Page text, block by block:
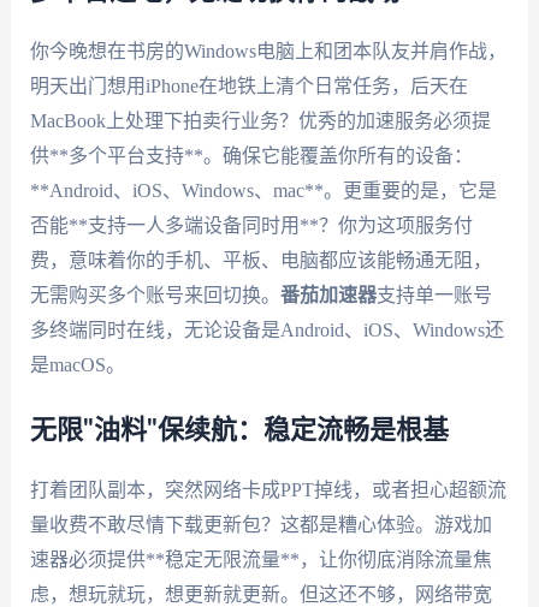
你今晚想在书房的Windows电脑上和团本队友并肩作战，
明天出门想用iPhone在地铁上清个日常任务，后天在
MacBook上处理下拍卖行业务？优秀的加速服务必须提
供**多个平台支持**。确保它能覆盖你所有的设备：
**Android、iOS、Windows、mac**。更重要的是，它是
否能**支持一人多端设备同时用**？你为这项服务付
费，意味着你的手机、平板、电脑都应该能畅通无阻，
无需购买多个账号来回切换。 番茄加速器支持单一账号
多终端同时在线，无论设备是Android、iOS、Windows还
是macOS。
无限"油料"保续航：稳定流畅是根基
打着团队副本，突然网络卡成PPT掉线，或者担心超额流
量收费不敢尽情下载更新包？这都是糟心体验。游戏加
速器必须提供**稳定无限流量**，让你彻底消除流量焦
虑，想玩就玩，想更新就更新。但这还不够，网络带宽